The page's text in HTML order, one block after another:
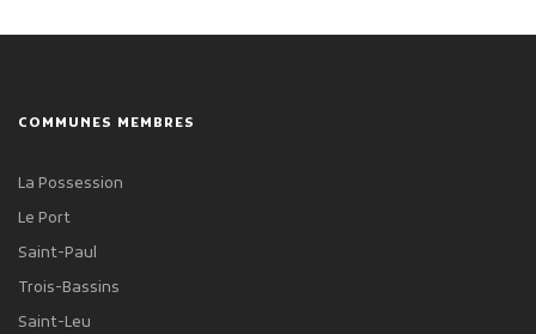
COMMUNES MEMBRES
La Possession
Le Port
Saint-Paul
Trois-Bassins
Saint-Leu